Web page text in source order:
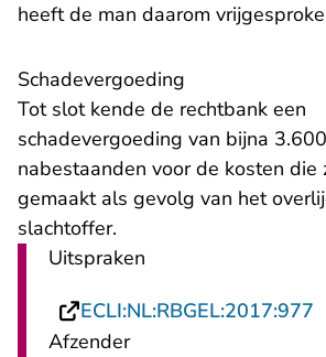
heeft de man daarom
Schadevergoeding
Tot slot kende de rechtbank een
schadevergoeding van bijna
nabestaanden voor de kosten die
gemaakt als gevolg van het
slachtoffer.
Uitspraken
ECLI:NL:RBGEL:2017:977
Afzender